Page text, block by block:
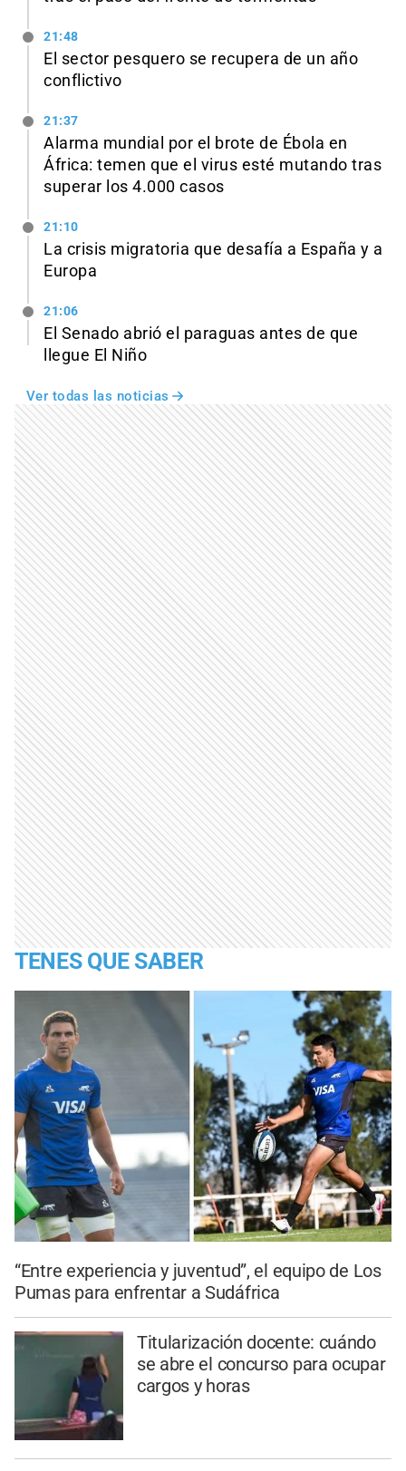
21:48
El sector pesquero se recupera de un año
conflictivo
21:37
Alarma mundial por el brote de Ébola en
África: temen que el virus esté mutando tras
superar los 4.000 casos
21:10
La crisis migratoria que desafía a España y a
Europa
21:06
El Senado abrió el paraguas antes de que
llegue El Niño
Ver todas las noticias
TENES QUE SABER
“Entre experiencia y juventud”, el equipo de Los
Pumas para enfrentar a Sudáfrica
Titularización docente: cuándo
se abre el concurso para ocupar
cargos y horas